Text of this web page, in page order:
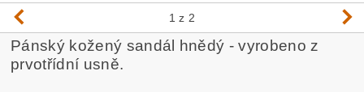
1 z 2
Pánský kožený sandál hnědý - vyrobeno z
prvotřídní usně.